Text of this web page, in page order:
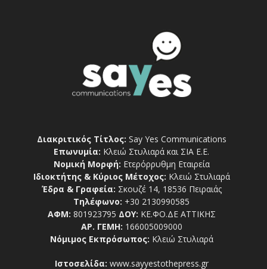
Διακριτικός Τίτλος: Say Yes Communications
Επωνυμία: Κλειώ Στυλιαρά και ΣΙΑ Ε.Ε.
Νομική Μορφή: Ετερόρρυθμη Εταιρεία
Ιδιοκτήτης & Κύριος Μέτοχος: Κλειώ Στυλιαρά
Έδρα & Γραφεία: Σκουζέ 14, 18536 Πειραιάς
Τηλέφωνο: +30 2130990585
ΑΦΜ: 801923795 ΔΟΥ: ΚΕ.ΦΟ.ΔΕ ΑΤΤΙΚΗΣ
ΑΡ. ΓΕΜΗ: 166005009000
Νόμιμος Εκπρόσωπος: Κλειώ Στυλιαρά
Ιστοσελίδα: www.sayyestothepress.gr